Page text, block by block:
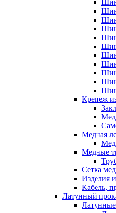
Крепеж
Медная
Медные
Сетка
Изделия
Кабель,
Латунный